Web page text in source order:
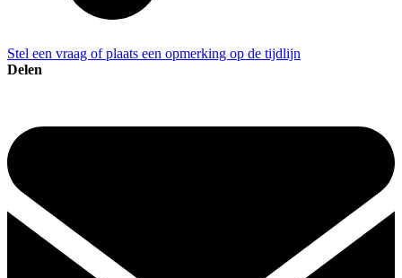
Stel een vraag of plaats een opmerking op de tijdlijn
Delen